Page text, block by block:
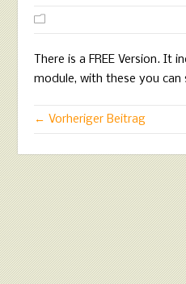
There is a FREE Version. It
module, with these you can
← Vorheriger Beitrag